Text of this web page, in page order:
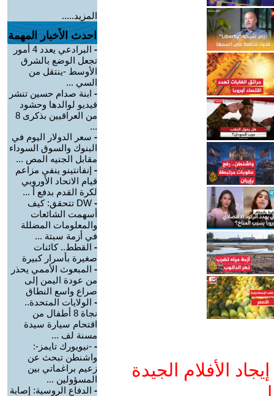
الأفلام الجيدة
المزيد.....
احدث الأخبار المهمة
-
البرادعي يعدد 4 أمور
تجعل الوضع بالشرق
الأوسط -ينتقل من
السي ...
- ابنة صدام حسين تنشر
فيديو لوالدها وحشود
من العراقيين بذكرى 8
...
- سعر الدولار اليوم في
البنوك والسوق السوداء
مقابل الجنيه المص ...
- إنفانتينو ينفي مزاعم
قيام الاتحاد الأوروبي
لكرة القدم بدفع أ ...
-
DW تتحقق: كيف
أسهمت الشائعات
والمعلومات المضللة
في أزمة سبتة ...
- القطط.. كائنات
صغيرة بأسرار كبيرة
- المبعوث الأممي يحذر
من عودة اليمن إلى
صراع واسع النطاق
- الولايات المتحدة..
نجاة 8 أطفال من
اقتحام سيارة سيدة
مسنة لف ...
- -نيويورك تايمز-:
واشنطن تبحث عن
زعيم براغماتي بين
المسؤولين ...
- الدفاع الروسية: إصابة